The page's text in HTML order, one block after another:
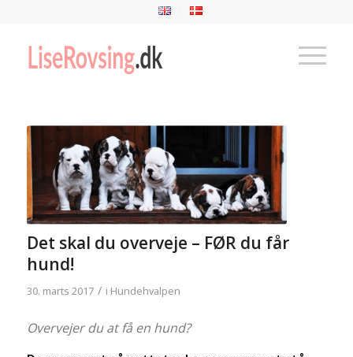
Det skal du overveje – FØR du får
hund!
30. marts 2017 / i Hundehvalpen
Overvejer du at få en hund?